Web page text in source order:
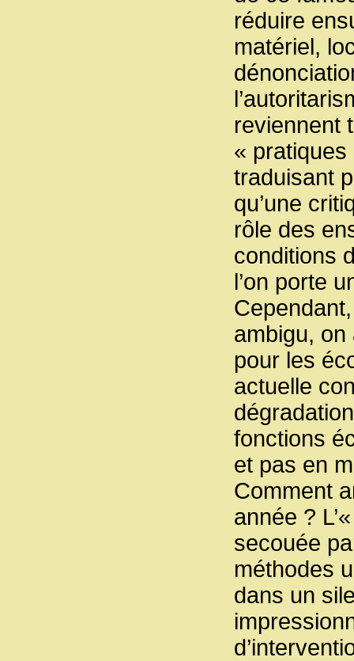
réduire
matériel,
reviennent
«
traduisant
qu’une
rôle des
conditions
l’on porte
ambigu,
pour les
actuelle
fonctions
et pas en
Comment
année ?
secouée
méthodes
dans un